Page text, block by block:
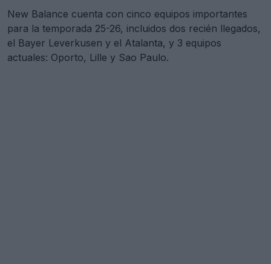
New Balance cuenta con cinco equipos importantes
para la temporada 25-26, incluidos dos recién llegados,
el Bayer Leverkusen y el Atalanta, y 3 equipos
actuales: Oporto, Lille y Sao Paulo.